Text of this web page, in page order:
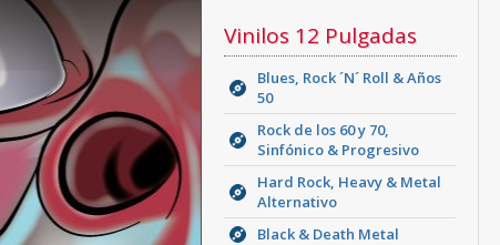
Vinilos 12 Pulgadas
Blues, Rock ´N´ Roll & Años
50
Rock de los 60 y 70,
Sinfónico & Progresivo
Hard Rock, Heavy & Metal
Alternativo
Black & Death Metal